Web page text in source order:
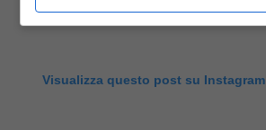
Visualizza questo post su Instagram